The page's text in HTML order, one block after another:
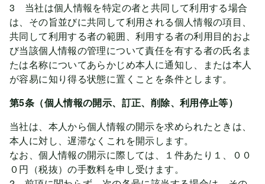
3 当社は個人情報を特定の者と共同して利用する場合
は、その旨並びに共同して利用される個人情報の項目、
共同して利用する者の範囲、利用する者の利用目的およ
び当該個人情報の管理について責任を有する者の氏名ま
たは名称についてあらかじめ本人に通知し、または本人
が容易に知り得る状態に置くことを条件とします。
第5条（個人情報の開示、訂正、削除、利用停止等）
当社は、本人から個人情報の開示を求められたときは、
本人に対し、遅滞なくこれを開示します。
なお、個人情報の開示に際しては、１件あたり１、００
０円（税抜）の手数料を申し受けます。